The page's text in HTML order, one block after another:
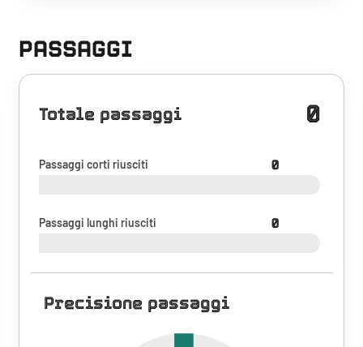
PASSAGGI
Totale passaggi 0
Passaggi corti riusciti 0
Passaggi lunghi riusciti 0
Precisione passaggi